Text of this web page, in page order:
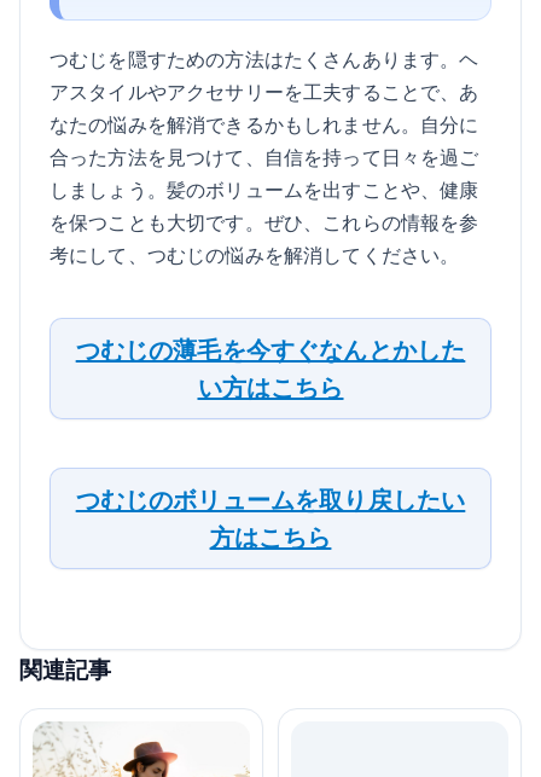
つむじを隠すための方法はたくさんあります。ヘ
アスタイルやアクセサリーを工夫することで、あ
なたの悩みを解消できるかもしれません。自分に
合った方法を見つけて、自信を持って日々を過ご
しましょう。髪のボリュームを出すことや、健康
を保つことも大切です。ぜひ、これらの情報を参
考にして、つむじの悩みを解消してください。
つむじの薄毛を今すぐなんとかした
い方はこちら
つむじのボリュームを取り戻したい
方はこちら
関連記事